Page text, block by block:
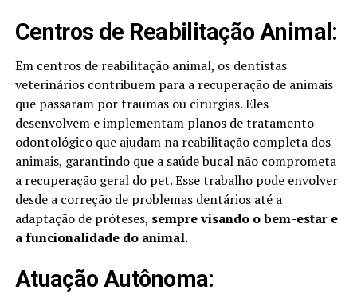
Centros de Reabilitação Animal:
Em centros de reabilitação animal, os dentistas
veterinários contribuem para a recuperação de animais
que passaram por traumas ou cirurgias. Eles
desenvolvem e implementam planos de tratamento
odontológico que ajudam na reabilitação completa dos
animais, garantindo que a saúde bucal não comprometa
a recuperação geral do pet. Esse trabalho pode envolver
desde a correção de problemas dentários até a
adaptação de próteses, sempre visando o bem-estar e
a funcionalidade do animal.
Atuação Autônoma: